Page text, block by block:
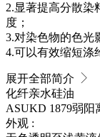
2.显著提高分散染
度；
3.对染色物的色光
4.可以有效缩短涤
展开全部简介
化纤亲水硅油
ASUKD 1879弱阳
外观 :